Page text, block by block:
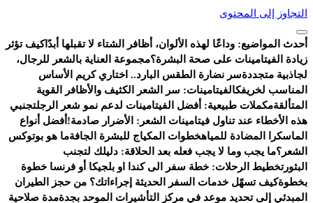
التجاوز إلى المحتوى
أحدث المواضيع: وداعًا لهذه الألوان، أظافر الشتاء لا تقبلها أبدًاكيف تؤثر
زيادة الفيتامينات على صحة البشرة؟مجموعة العناية بالشعر للرجال،
لجاذبية متجددةسر نضارة الطقس البارد.. اختاري كريم الأساس
المناسب لخريفكالفيتامينات: سر الشعر الكثيف والأظافر القوية
المتألقةمكملات طبيعية: أفضل الفيتامينات لدعم نمو شعر الرجلتجنبي
هذه الأخطاء عند تناول فيتامينات الشعر: الأضرار صادمة! أفضل أنواع
الماسكرا المضادة للمياهخطوات المكياج للبشرة الجافةما هو بوتوكس
الشعر؟ما يجب وما لا يجب فعله بعد الحلاقة: دليلك لتجنب
البثورتخطيط الرحلات: خطة سفر الى كندا او بلجيكا أو فرنسا خطوة
بخطوةكيف تسهّل خدمات السفر الحديثة إجراءاتك؟ من حجز الطيران
المبدئي إلى تحديد موعد في مركز التأشيرات الموحد بجدةمدة صلاحية